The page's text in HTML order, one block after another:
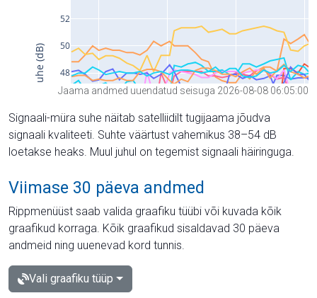
Jaama andmed uuendatud seisuga 2026-08-08 06:05:00
Signaali-müra suhe näitab satelliidilt tugijaama jõudva
signaali kvaliteeti. Suhte väärtust vahemikus 38–54 dB
loetakse heaks. Muul juhul on tegemist signaali häiringuga.
Viimase 30 päeva andmed
Rippmenüüst saab valida graafiku tüübi või kuvada kõik
graafikud korraga. Kõik graafikud sisaldavad 30 päeva
andmeid ning uuenevad kord tunnis.
Vali graafiku tüüp